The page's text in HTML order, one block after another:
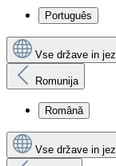
Português
Vse države in
Romunija
Română
Vse države in